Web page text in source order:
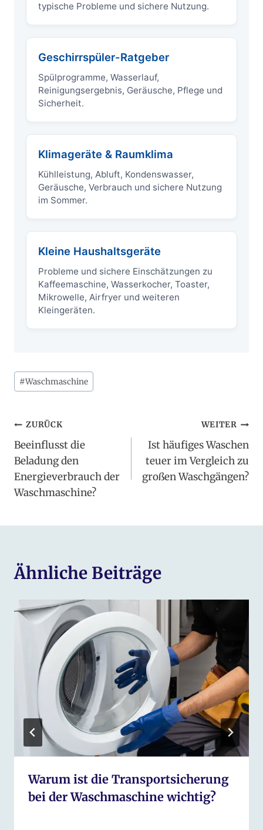
typische Probleme und sichere Nutzung.
Geschirrspüler-Ratgeber
Spülprogramme, Wasserlauf,
Reinigungsergebnis, Geräusche, Pflege und
Sicherheit.
Klimageräte & Raumklima
Kühlleistung, Abluft, Kondenswasser,
Geräusche, Verbrauch und sichere Nutzung
im Sommer.
Kleine Haushaltsgeräte
Probleme und sichere Einschätzungen zu
Kaffeemaschine, Wasserkocher, Toaster,
Mikrowelle, Airfryer und weiteren
Kleingeräten.
Schlagworte:
#Waschmaschine
Beitragsnavigation
ZURÜCK
Beeinflusst die
Beladung den
Energieverbrauch der
Waschmaschine?
WEITER
Ist häufiges Waschen
teuer im Vergleich zu
großen Waschgängen?
Ähnliche Beiträge
Warum ist die Transportsicherung
bei der Waschmaschine wichtig?